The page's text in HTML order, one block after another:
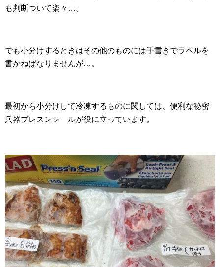
も判断ついて楽々…。
でも小分けするときはその他のものには手書きでラベルを
書かねばなりませんが…。
最初から小分けして冷凍するものに関しては、便利な秘密
兵器プレスンシールが役に立っています。